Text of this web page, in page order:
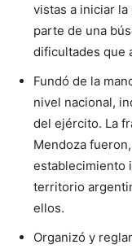
vistas a iniciar
parte de una
dificultades que
Fundó de la
nivel nacional,
del ejército. La
Mendoza
establecimiento
territorio
ellos.
Organizó y